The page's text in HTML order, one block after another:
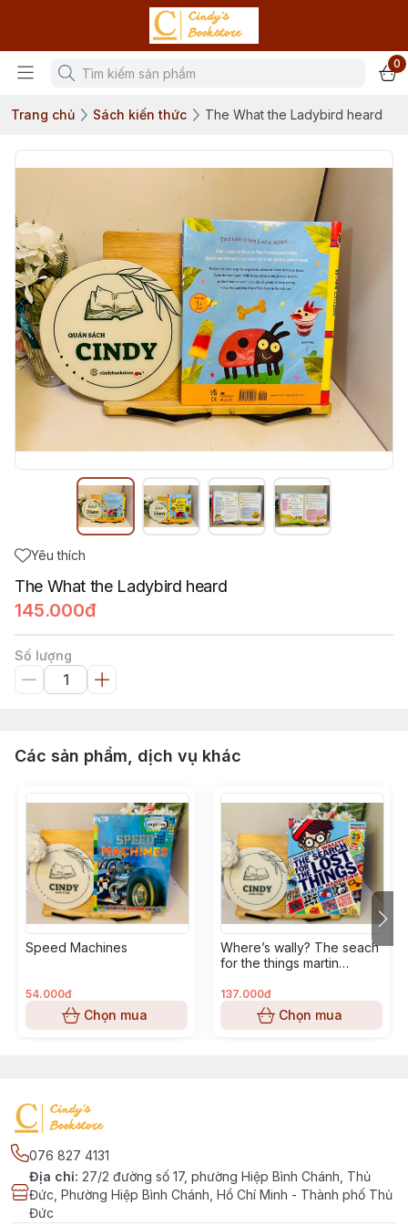
0
Trang chủ Sách kiến thức The What the Ladybird heard
Yêu thích
The What the Ladybird heard
145.000đ
Số lượng
Các sản phẩm, dịch vụ khác
Speed Machines
54.000đ
Chọn mua
Where’s wally? The seach
for the things martin
137.000đ
Chọn mua
076 827 4131
Địa chỉ: 27/2 đường số 17, phường Hiệp Bình Chánh, Thủ
Đức, Phường Hiệp Bình Chánh, Hồ Chí Minh - Thành phố Thủ
Đức